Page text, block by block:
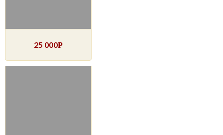
25 000Р